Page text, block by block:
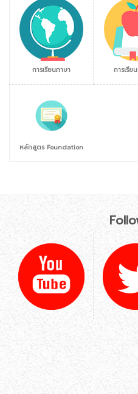
การเรียนภาษา การเรีย
หลักสูตร Foundation